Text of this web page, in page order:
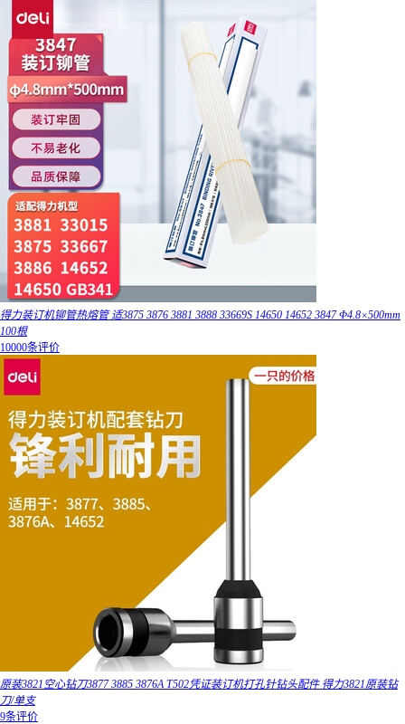
得力装订机铆管热熔管 适3875 3876 3881 3888 33669S 14650 14652 3847 Φ4.8×500mm
100根
10000条评价
原装3821空心钻刀3877 3885 3876A T502凭证装订机打孔针钻头配件 得力3821原装钻
刀/单支
9条评价